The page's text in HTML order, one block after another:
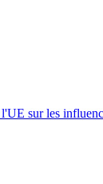
sur les